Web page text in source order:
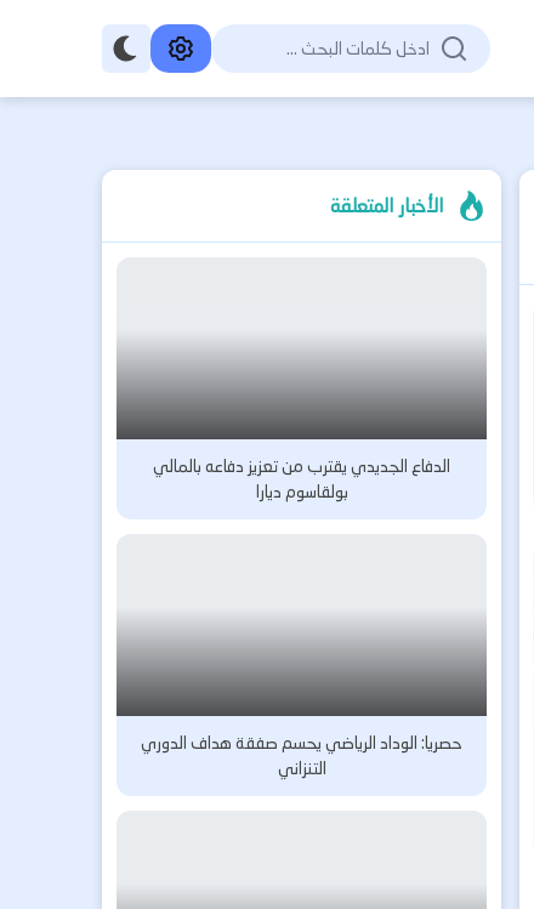
الأخبار المتعلقة
الدفاع الجديدي يقترب من تعزيز دفاعه بالمالي
بولقاسوم ديارا
حصريا: الوداد الرياضي يحسم صفقة هداف الدوري
التنزاني